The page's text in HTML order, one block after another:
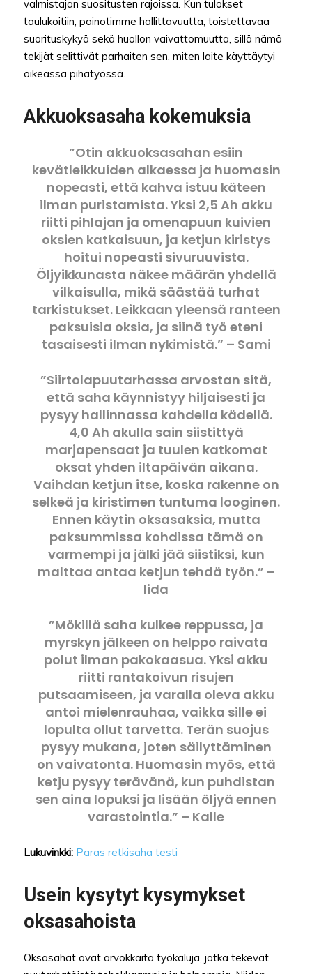
valmistajan suositusten rajoissa. Kun tulokset
taulukoitiin, painotimme hallittavuutta, toistettavaa
suorituskykyä sekä huollon vaivattomuutta, sillä nämä
tekijät selittivät parhaiten sen, miten laite käyttäytyi
oikeassa pihatyössä.
Akkuoksasaha kokemuksia
”Otin akkuoksasahan esiin
kevätleikkuiden alkaessa ja huomasin
nopeasti, että kahva istuu käteen
ilman puristamista. Yksi 2,5 Ah akku
riitti pihlajan ja omenapuun kuivien
oksien katkaisuun, ja ketjun kiristys
hoitui nopeasti sivuruuvista.
Öljyikkunasta näkee määrän yhdellä
vilkaisulla, mikä säästää turhat
tarkistukset. Leikkaan yleensä ranteen
paksuisia oksia, ja siinä työ eteni
tasaisesti ilman nykimistä.” – Sami
”Siirtolapuutarhassa arvostan sitä,
että saha käynnistyy hiljaisesti ja
pysyy hallinnassa kahdella kädellä.
4,0 Ah akulla sain siistittyä
marjapensaat ja tuulen katkomat
oksat yhden iltapäivän aikana.
Vaihdan ketjun itse, koska rakenne on
selkeä ja kiristimen tuntuma looginen.
Ennen käytin oksasaksia, mutta
paksummissa kohdissa tämä on
varmempi ja jälki jää siistiksi, kun
malttaa antaa ketjun tehdä työn.” –
Iida
”Mökillä saha kulkee reppussa, ja
myrskyn jälkeen on helppo raivata
polut ilman pakokaasua. Yksi akku
riitti rantakoivun risujen
putsaamiseen, ja varalla oleva akku
antoi mielenrauhaa, vaikka sille ei
lopulta ollut tarvetta. Terän suojus
pysyy mukana, joten säilyttäminen
on vaivatonta. Huomasin myös, että
ketju pysyy terävänä, kun puhdistan
sen aina lopuksi ja lisään öljyä ennen
varastointia.” – Kalle
Lukuvinkki: Paras retkisaha testi
Usein kysytyt kysymykset
oksasahoista
Oksasahat ovat arvokkaita työkaluja, jotka tekevät